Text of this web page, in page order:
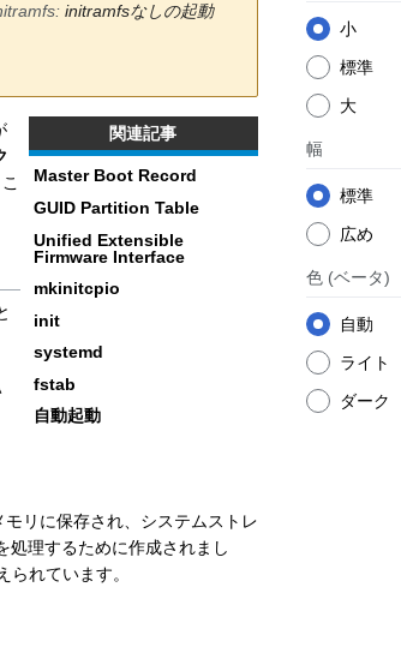
小
標準
大
幅
標準
広め
色 (ベータ)
自動
ライト
ダーク
: initramfsなしの起動
関連記事
Master Boot Record
GUID Partition Table
Unified Extensible
Firmware Interface
mkinitcpio
init
systemd
fstab
自動起動
リに保存され、システムストレ
処理するために作成されまし
られています。